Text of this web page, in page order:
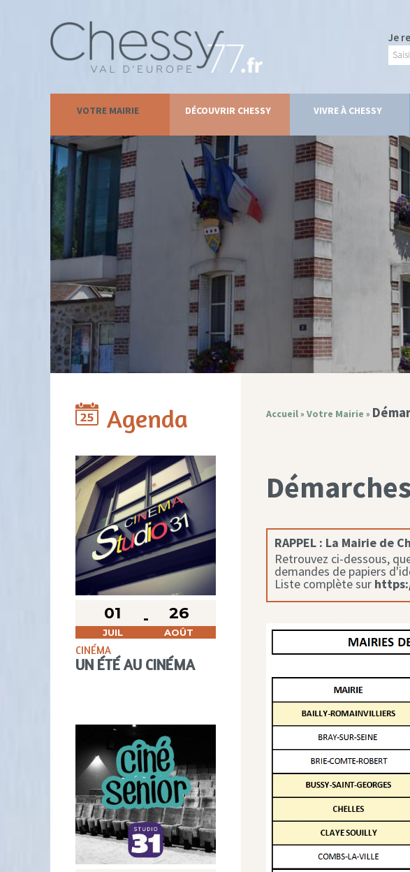
Je
VOTRE MAIRIE DÉCOUVRIR CHESSY VIVRE À CHESSY
Agenda
01
JUIL
26
AOÛT
CINÉMA
UN ÉTÉ AU CINÉMA
Accueil» Votre Mairie »
RAPPEL : La Mairie de
Retrouvez ci-dessous,
demandes de papiers
Liste complète sur